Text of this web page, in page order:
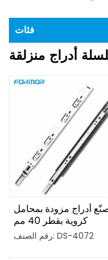
فئات
أدراج منزلقة
أدراج مزودة بمحامل
كروية بقطر 40 مم
رقم الصنف: DS-4072